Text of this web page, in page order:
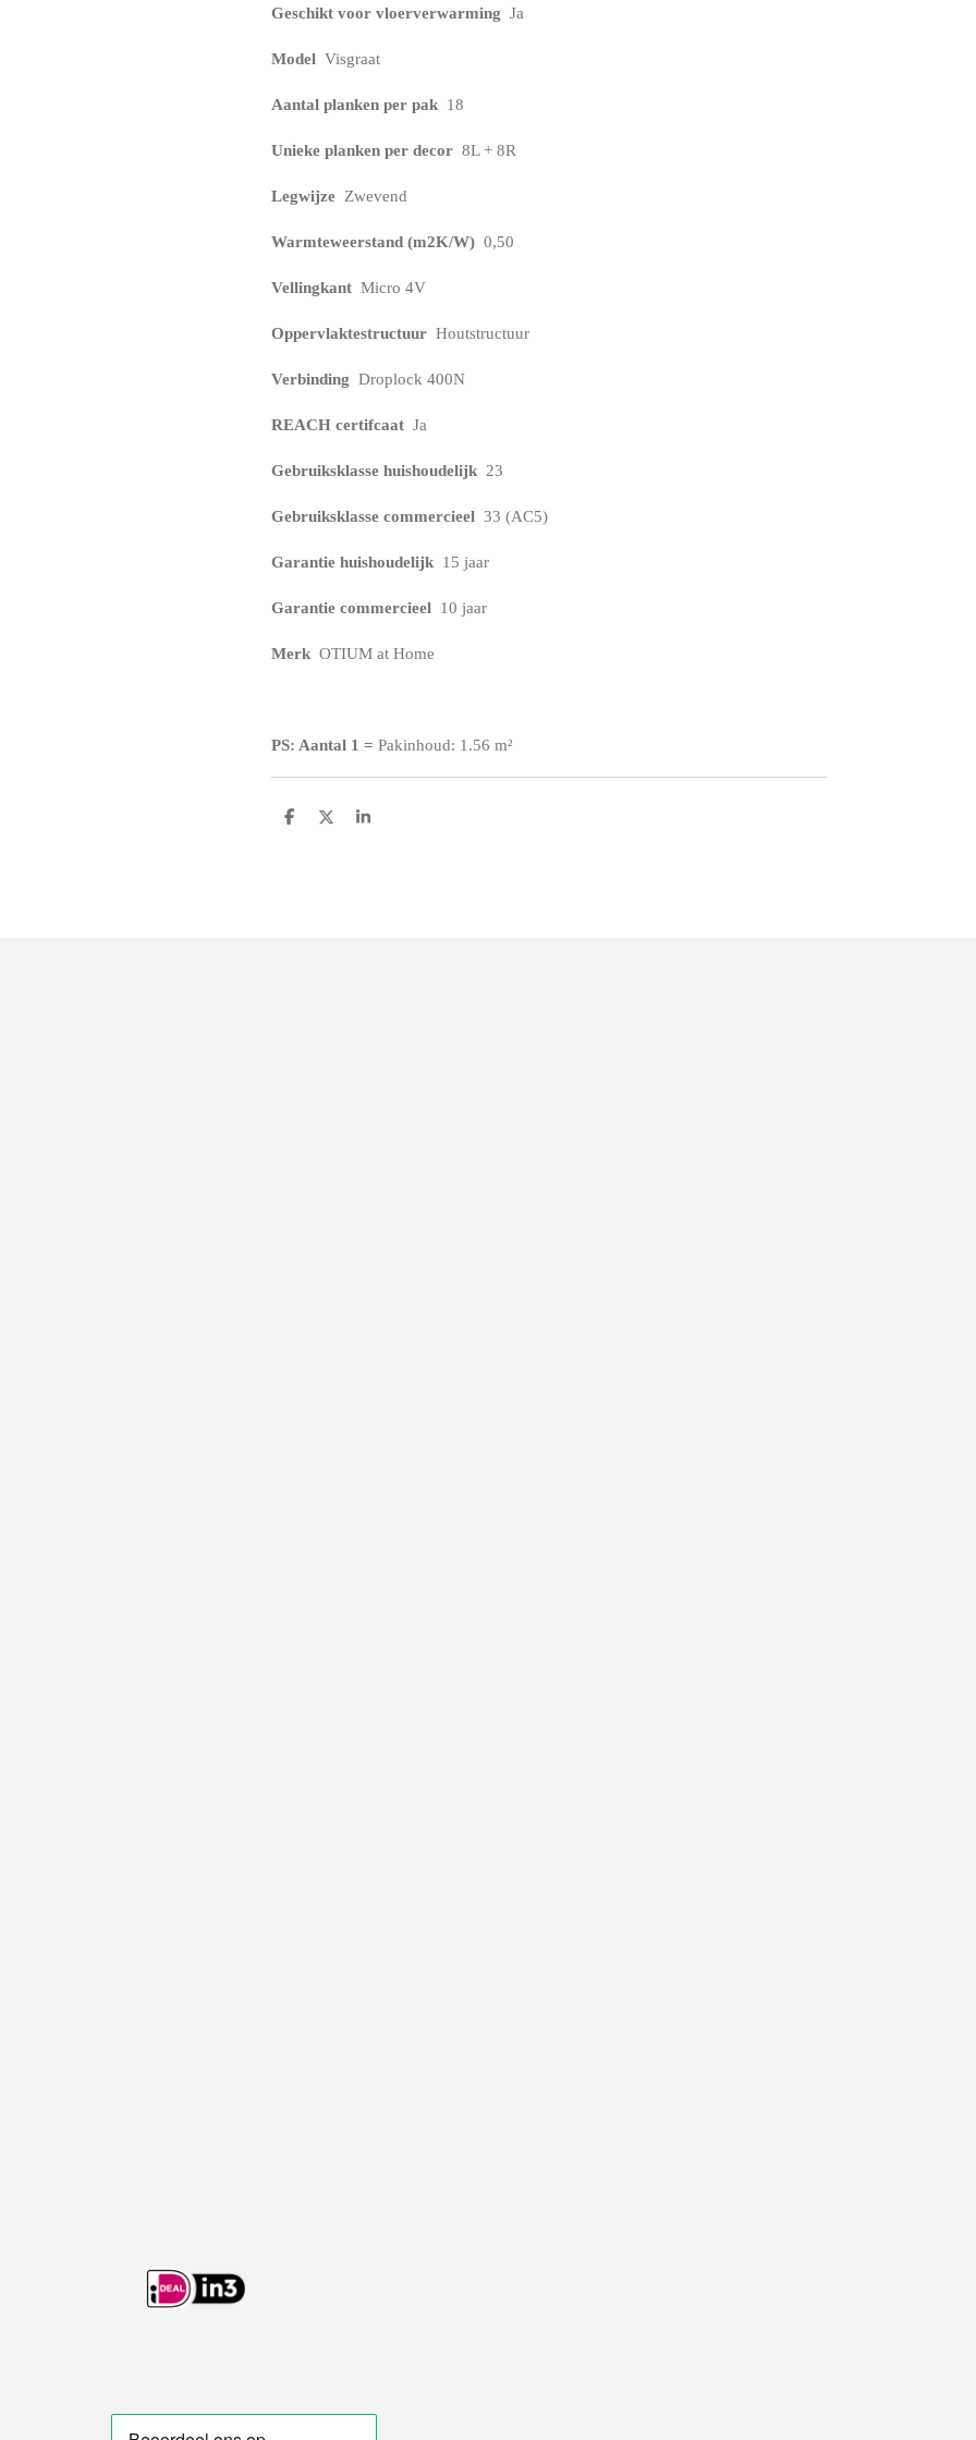
Geschikt voor vloerverwarming Ja
Model Visgraat
Aantal planken per pak 18
Unieke planken per decor 8L + 8R
Legwijze Zwevend
Warmteweerstand (m2K/W) 0,50
Vellingkant Micro 4V
Oppervlaktestructuur Houtstructuur
Verbinding Droplock 400N
REACH certifcaat Ja
Gebruiksklasse huishoudelijk 23
Gebruiksklasse commercieel 33 (AC5)
Garantie huishoudelijk 15 jaar
Garantie commercieel 10 jaar
Merk OTIUM at Home
PS: Aantal 1 = Pakinhoud: 1.56 m²
D
D
S